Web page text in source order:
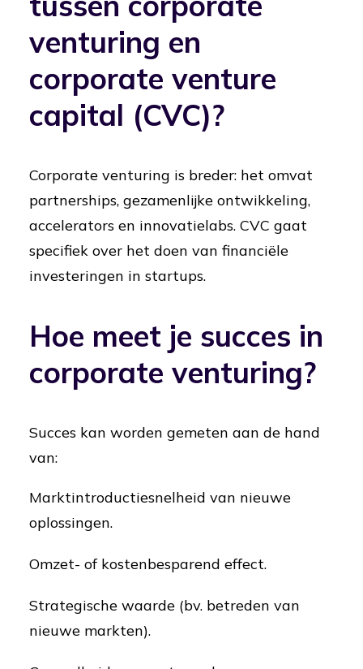
venturing en
corporate venture
capital (CVC)?
Corporate venturing is breder: het omvat
partnerships, gezamenlijke ontwikkeling,
accelerators en innovatielabs. CVC gaat
specifiek over het doen van financiële
investeringen in startups.
Hoe meet je succes in
corporate venturing?
Succes kan worden gemeten aan de hand
van:
Marktintroductiesnelheid van nieuwe
oplossingen.
Omzet- of kostenbesparend effect.
Strategische waarde (bv. betreden van
nieuwe markten).